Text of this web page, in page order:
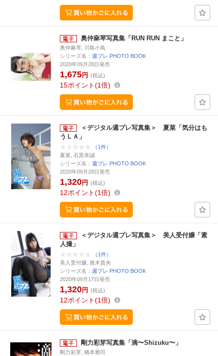
奥仲麻琴写真集「RUN RUN まこと」
奥仲麻琴, 川島小鳥
シリーズ名： 週プレ PHOTO BOOK
2020年09月28日発売
1,675円 (税込)
15ポイント 1倍
＜デジタル週プレ写真集＞ 夏菜「気分はも
うＬＡ」
（1件）
夏菜, 石黒幸誠
シリーズ名： 週プレ PHOTO BOOK
2020年09月28日発売
1,320円 (税込)
12ポイント 1倍
＜デジタル週プレ写真集＞ 美人受付嬢「素
人撮」
（1件）
美人受付嬢, 唐木貴央
シリーズ名： 週プレ PHOTO BOOK
2020年09月17日発売
1,320円 (税込)
12ポイント 1倍
剛力彩芽写真集「滴〜Shizuku〜」
剛力彩芽, 橋本雅司